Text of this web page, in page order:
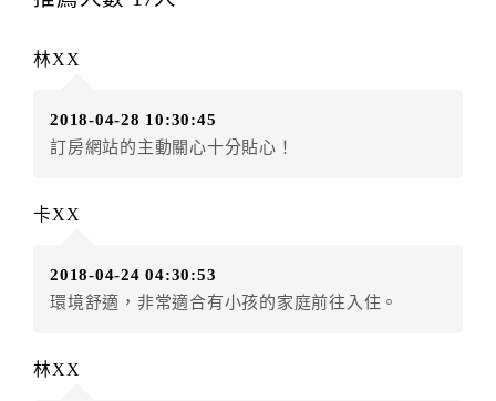
每筆訂單異動限定
訂單異動後，訂單費用總計大於原訂單費用總計時，訂
訂單異動後，訂單費用總計小於原訂單費用總計時，訂
房者不得要求退其差額。（限原訂飯店）
．訂房者因故辦理訂單異動，本飯店可接受
（提出申辦日為保留起算日）
．訂房者使用「保留住宿金額」時，請注意！為避免飯
件放棄訂單（住宿權益）。 （限原訂飯店使用）
林XX
2018-04-28 10:30:45
訂房網站的主動關心十分貼心！
卡XX
2018-04-24 04:30:53
環境舒適，非常適合有小孩的家庭前往入住。
林XX